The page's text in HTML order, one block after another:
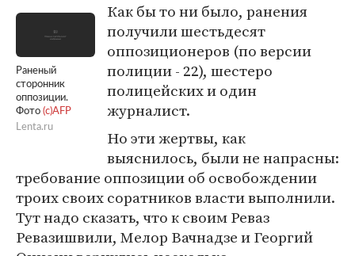
Раненый
сторонник
оппозиции.
Фото (c)AFP
Lenta.ru
Как бы то ни было, ранения
получили шестьдесят
оппозиционеров (по версии
полиции - 22), шестеро
полицейских и один
журналист.
Но эти жертвы, как
выяснилось, были не напрасны:
требование оппозиции об освобождении
троих своих соратников власти выполнили.
Тут надо сказать, что к своим Реваз
Ревазишвили, Мелор Вачнадзе и Георгий